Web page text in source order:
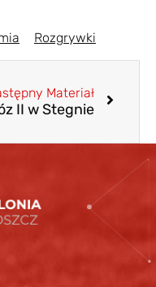
Rozgrywki
Materiał
II w Stegnie